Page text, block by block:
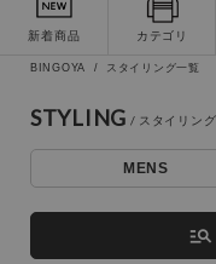
新着商品 カテゴリ
BINGOYA スタイリング一覧
STYLING
MENS
manage_search